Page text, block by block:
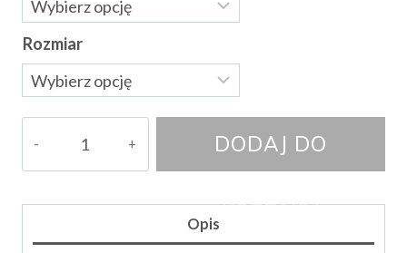
Rozmiar
DODAJ DO
KOSZYKA
Opis